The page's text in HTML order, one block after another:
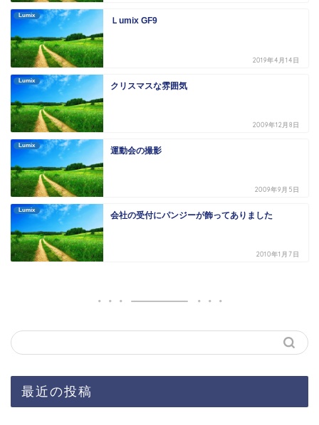
Lumix
Ｌumix GF9
2019年4月14日
Lumix
クリスマスな雰囲気
2009年12月8日
Lumix
運動会の撮影
2009年9月5日
Lumix
会社の受付にパンジーが飾ってありました
2010年1月7日
最近の投稿